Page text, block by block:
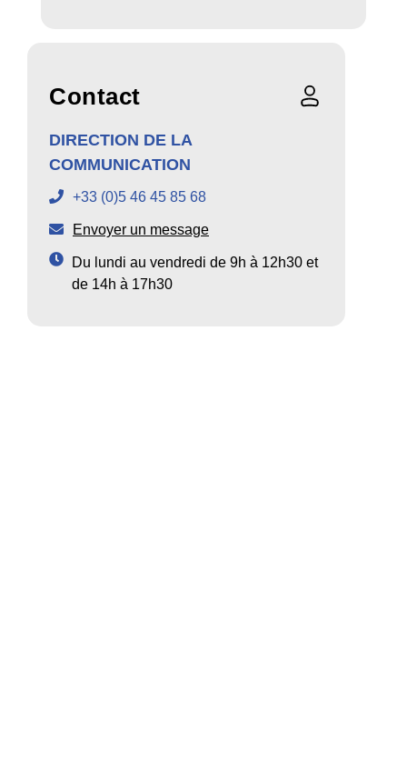
Contact
DIRECTION DE LA
COMMUNICATION
+33 (0)5 46 45 85 68
Envoyer un message
Du lundi au vendredi de 9h à 12h30 et
de 14h à 17h30